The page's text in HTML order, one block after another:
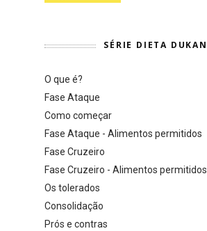
SÉRIE DIETA DUKAN
O que é?
Fase Ataque
Como começar
Fase Ataque - Alimentos permitidos
Fase Cruzeiro
Fase Cruzeiro - Alimentos permitidos
Os tolerados
Consolidação
Prós e contras